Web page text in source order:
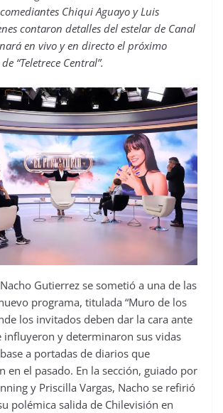
Chiqui Aguayo y Luis
contaron detalles del estelar de Canal
en vivo y en directo el próximo
“Teletrece Central”.
Gutierrez se sometió a una de las
programa, titulada “Muro de los
los invitados deben dar la cara ante
influyeron y determinaron sus vidas
a portadas de diarios que
en el pasado. En la sección, guiado por
y Priscilla Vargas, Nacho se refirió
polémica salida de Chilevisión en